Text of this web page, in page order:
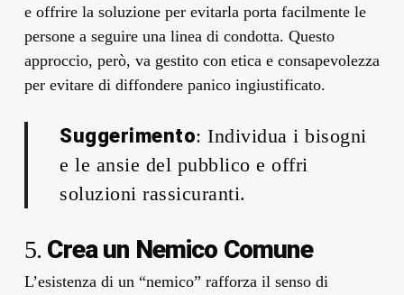
e offrire la soluzione per evitarla porta facilmente le
persone a seguire una linea di condotta. Questo
approccio, però, va gestito con etica e consapevolezza
per evitare di diffondere panico ingiustificato.
Suggerimento: Individua i bisogni
e le ansie del pubblico e offri
soluzioni rassicuranti.
5. Crea un Nemico Comune
L’esistenza di un “nemico” rafforza il senso di